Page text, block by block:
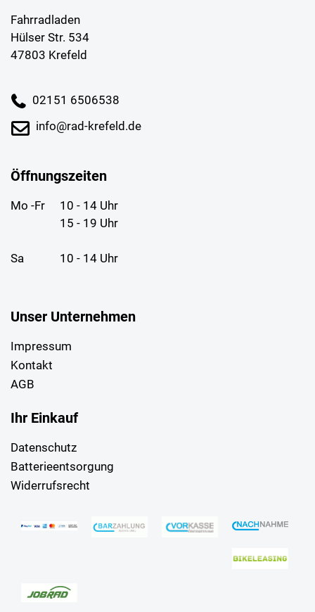
Fahrradladen
Hülser Str. 534
47803 Krefeld
02151 6506538
info@rad-krefeld.de
Öffnungszeiten
Mo -Fr
10 - 14 Uhr
15 - 19 Uhr
Sa 10 - 14 Uhr
Unser Unternehmen
Impressum
Kontakt
AGB
Ihr Einkauf
Datenschutz
Batterieentsorgung
Widerrufsrecht